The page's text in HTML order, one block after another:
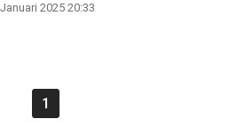
2025 20:33
1